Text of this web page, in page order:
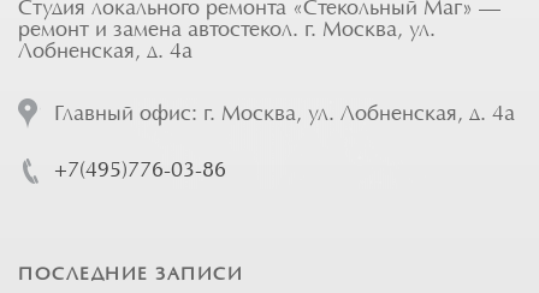
Студия локального ремонта «Стекольный Маг» —
ремонт и замена автостекол. г. Москва, ул.
Лобненская, д. 4а
Главный офис: г. Москва, ул. Лобненская, д. 4а
+7(495)776-03-86
ПОСЛЕДНИЕ ЗАПИСИ